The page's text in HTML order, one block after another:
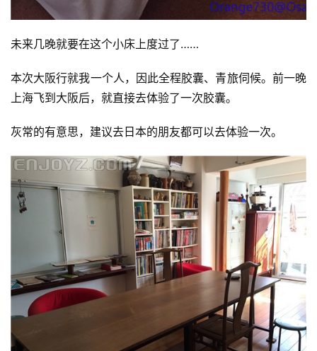
未来几晚就要在这个小床上度过了……
本次大阪行就我一个人，因此全程胶囊、青旅伺候。前一晚
上海飞到大阪后，就直接去体验了一次胶囊。
灰常的有意思，建议去日本的朋友都可以去体验一次。